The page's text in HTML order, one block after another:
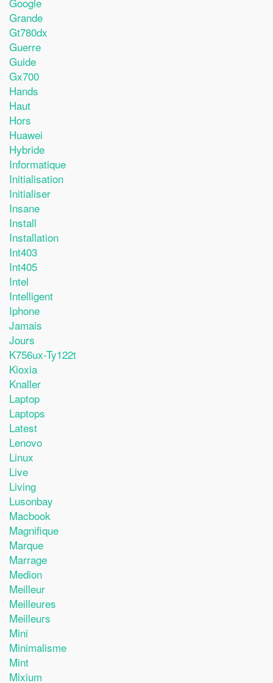
Grande
Gt780dx
Guerre
Guide
Gx700
Hands
Haut
Hors
Huawei
Hybride
Informatique
Initialisation
Initialiser
Insane
Install
Installation
Int403
Int405
Intel
Intelligent
Iphone
Jamais
Jours
K756ux-Ty122t
Kioxia
Knaller
Laptop
Laptops
Latest
Lenovo
Linux
Live
Living
Lusonbay
Macbook
Magnifique
Marque
Marrage
Medion
Meilleur
Meilleures
Meilleurs
Mini
Minimalisme
Mint
Mixium